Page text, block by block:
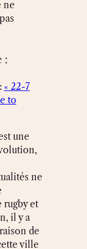
ne
:
« 22-7
to
une
ne
rugby et
il y a
de
ville